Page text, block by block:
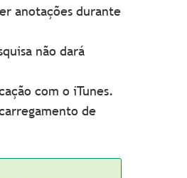
anotações durante
não dará
com o iTunes.
de